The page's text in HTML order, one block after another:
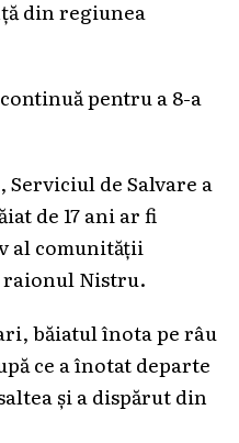
din regiunea
pentru a 8-a
Serviciul de Salvare a
de 17 ani ar fi
al comunității
Nistru.
băiatul înota pe râu
ce a înotat departe
și a dispărut din